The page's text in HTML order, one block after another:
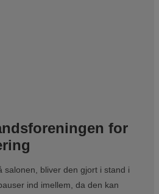
for
salonen, bliver den gjort i stand i
ind imellem, da den kan